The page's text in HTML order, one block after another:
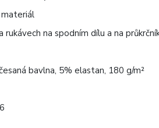
rukávech na spodním dílu a na
bavlna, 5% elastan, 180 g/m²